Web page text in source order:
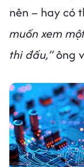
nên – hay có
muốn xem
thi đấu,”ông